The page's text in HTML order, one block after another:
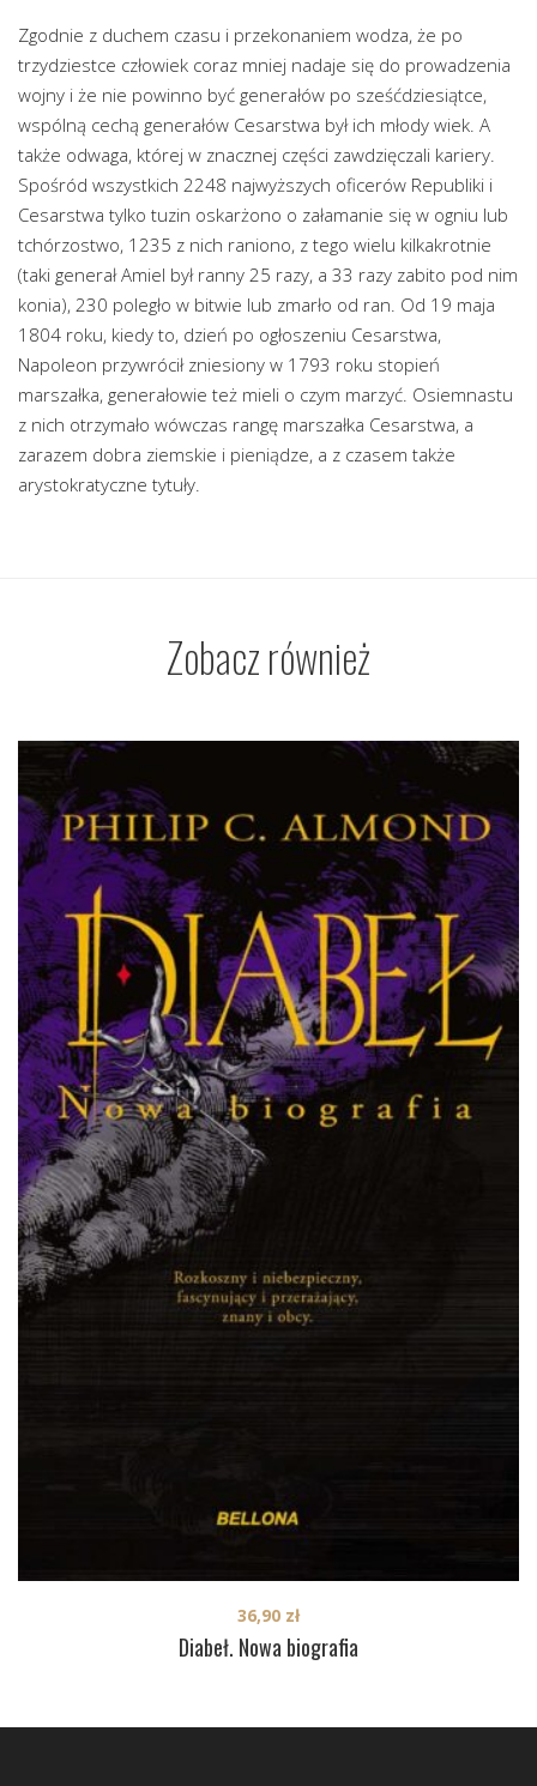
Zgodnie z duchem czasu i przekonaniem wodza, że po
trzydziestce człowiek coraz mniej nadaje się do prowadzenia
wojny i że nie powinno być generałów po sześćdziesiątce,
wspólną cechą generałów Cesarstwa był ich młody wiek. A
także odwaga, której w znacznej części zawdzięczali kariery.
Spośród wszystkich 2248 najwyższych oficerów Republiki i
Cesarstwa tylko tuzin oskarżono o załamanie się w ogniu lub
tchórzostwo, 1235 z nich raniono, z tego wielu kilkakrotnie
(taki generał Amiel był ranny 25 razy, a 33 razy zabito pod nim
konia), 230 poległo w bitwie lub zmarło od ran. Od 19 maja
1804 roku, kiedy to, dzień po ogłoszeniu Cesarstwa,
Napoleon przywrócił zniesiony w 1793 roku stopień
marszałka, generałowie też mieli o czym marzyć. Osiemnastu
z nich otrzymało wówczas rangę marszałka Cesarstwa, a
zarazem dobra ziemskie i pieniądze, a z czasem także
arystokratyczne tytuły.
Zobacz również
Diabeł. Nowa biografia
36,90 zł